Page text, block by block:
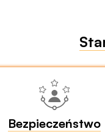
Bezpieczeństwo